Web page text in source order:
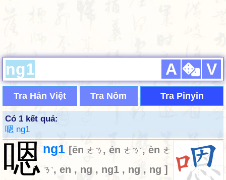
A V
Tra Hán Việt Tra Nôm Tra Pinyin
Có 1 kết quả:
嗯 ng1
嗯 ng1 [ēn ㄜㄋ , én ㄜㄋˊ, èn ㄜ
ㄋˋ, en , ng , ng1 , ng , ng ]